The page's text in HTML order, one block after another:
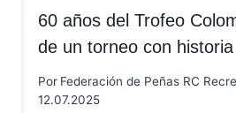
60 años del Trofeo
de un torneo con historia
Por Federación de Peñas RC
12.07.2025